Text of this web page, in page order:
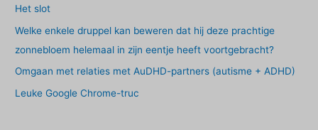
n
a
a
Het slot
Welke enkele druppel kan beweren dat hij deze prachtige
zonnebloem helemaal in zijn eentje heeft voortgebracht?
Omgaan met relaties met AuDHD-partners (autisme + ADHD)
Leuke Google Chrome-truc